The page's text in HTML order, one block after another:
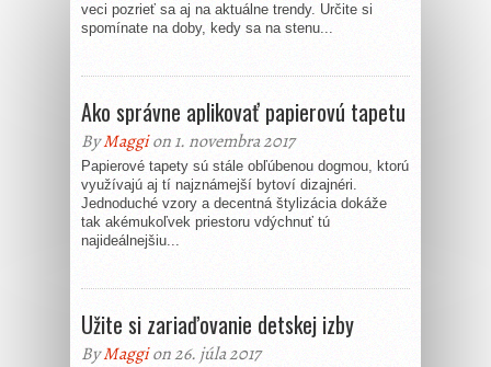
veci pozrieť sa aj na aktuálne trendy. Určite si
spomínate na doby, kedy sa na stenu...
Ako správne aplikovať papierovú tapetu
ByMaggion 1. novembra 2017
Papierové tapety sú stále obľúbenou dogmou, ktorú
využívajú aj tí najznámejší bytoví dizajnéri.
Jednoduché vzory a decentná štylizácia dokáže
tak akémukoľvek priestoru vdýchnuť tú
najideálnejšiu...
Užite si zariaďovanie detskej izby
ByMaggion 26. júla 2017